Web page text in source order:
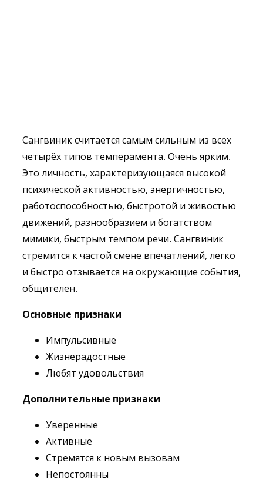
Сангвиник считается самым сильным из всех
четырёх типов темперамента. Очень ярким.
Это личность, характеризующаяся высокой
психической активностью, энергичностью,
работоспособностью, быстротой и живостью
движений, разнообразием и богатством
мимики, быстрым темпом речи. Сангвиник
стремится к частой смене впечатлений, легко
и быстро отзывается на окружающие события,
общителен.
Основные признаки
Импульсивные
Жизнерадостные
Любят удовольствия
Дополнительные признаки
Уверенные
Активные
Стремятся к новым вызовам
Непостоянны